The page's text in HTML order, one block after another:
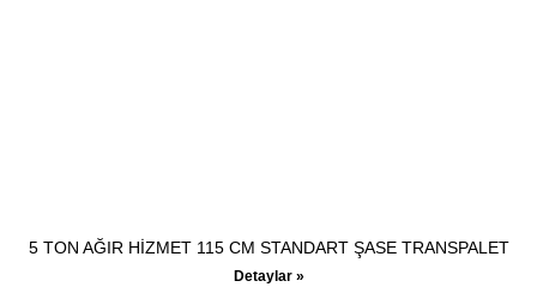
5 TON AĞIR HİZMET 115 CM STANDART ŞASE TRANSPALET
Detaylar »